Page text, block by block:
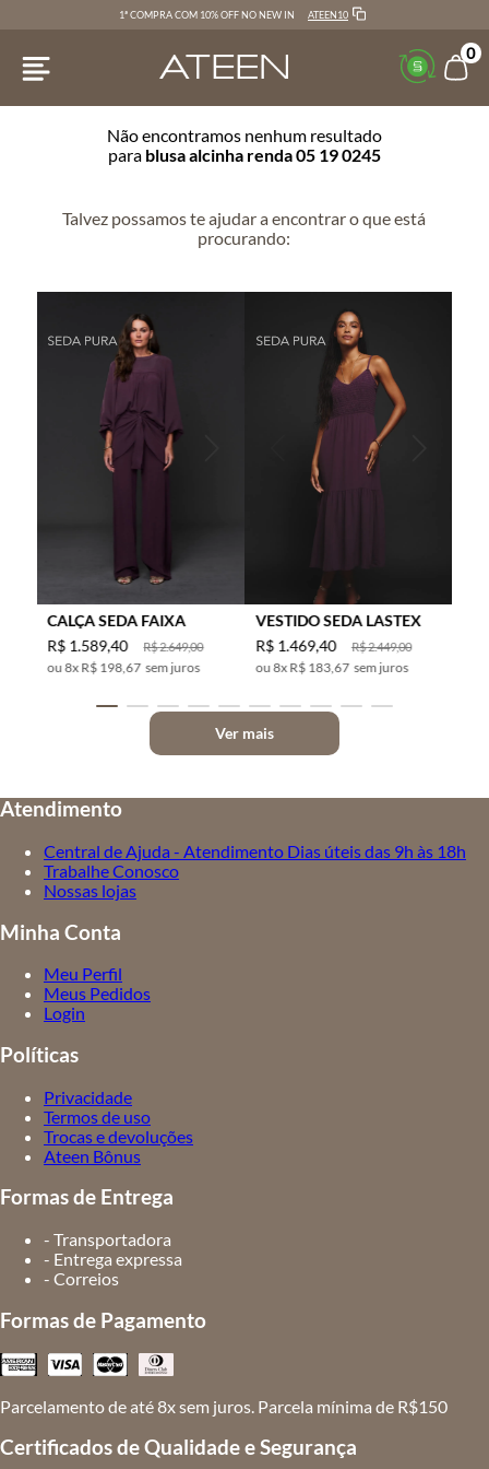
1ª COMPRA COM 10% OFF NO NEW IN ATEEN10
0
Não encontramos nenhum resultado
para blusa alcinha renda 05 19 0245
Talvez possamos te ajudar a encontrar o que está
procurando:
CALÇA SEDA FAIXA
R$2.649,00
R$ 1.589,40
8x R$ 198,67 sem juros
VESTIDO SEDA LASTEX
R$2.449,00
R$ 1.469,40
8x R$ 183,67 sem juros
Ver mais
Atendimento
Central de Ajuda - Atendimento Dias úteis das 9h às 18h
Trabalhe Conosco
Nossas lojas
Minha Conta
Meu Perfil
Meus Pedidos
Login
Políticas
Privacidade
Termos de uso
Trocas e devoluções
Ateen Bônus
Formas de Entrega
- Transportadora
- Entrega expressa
- Correios
Formas de Pagamento
Parcelamento de até 8x sem juros. Parcela mínima de R$150
Certificados de Qualidade e Segurança